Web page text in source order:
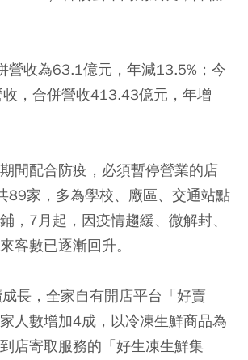
營收為63.1億元，年減13.5%；今
，合併營收413.43億元，年增
間配合防疫，必須暫停營業的店
89家，多為學校、廠區、交通站點
，7月起，因疫情趨緩、微解封、
客數已逐漸回升。
長，全家自有開店平台「好賣
人數增加4成，以冷凍生鮮商品為
店寄取服務的「好生凍生鮮集